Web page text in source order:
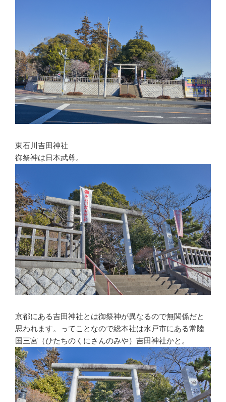
東石川吉田神社
御祭神は日本武尊。
京都にある吉田神社とは御祭神が異なるので無関係だと
思われます。ってことなので総本社は水戸市にある常陸
国三宮（ひたちのくにさんのみや）吉田神社かと。